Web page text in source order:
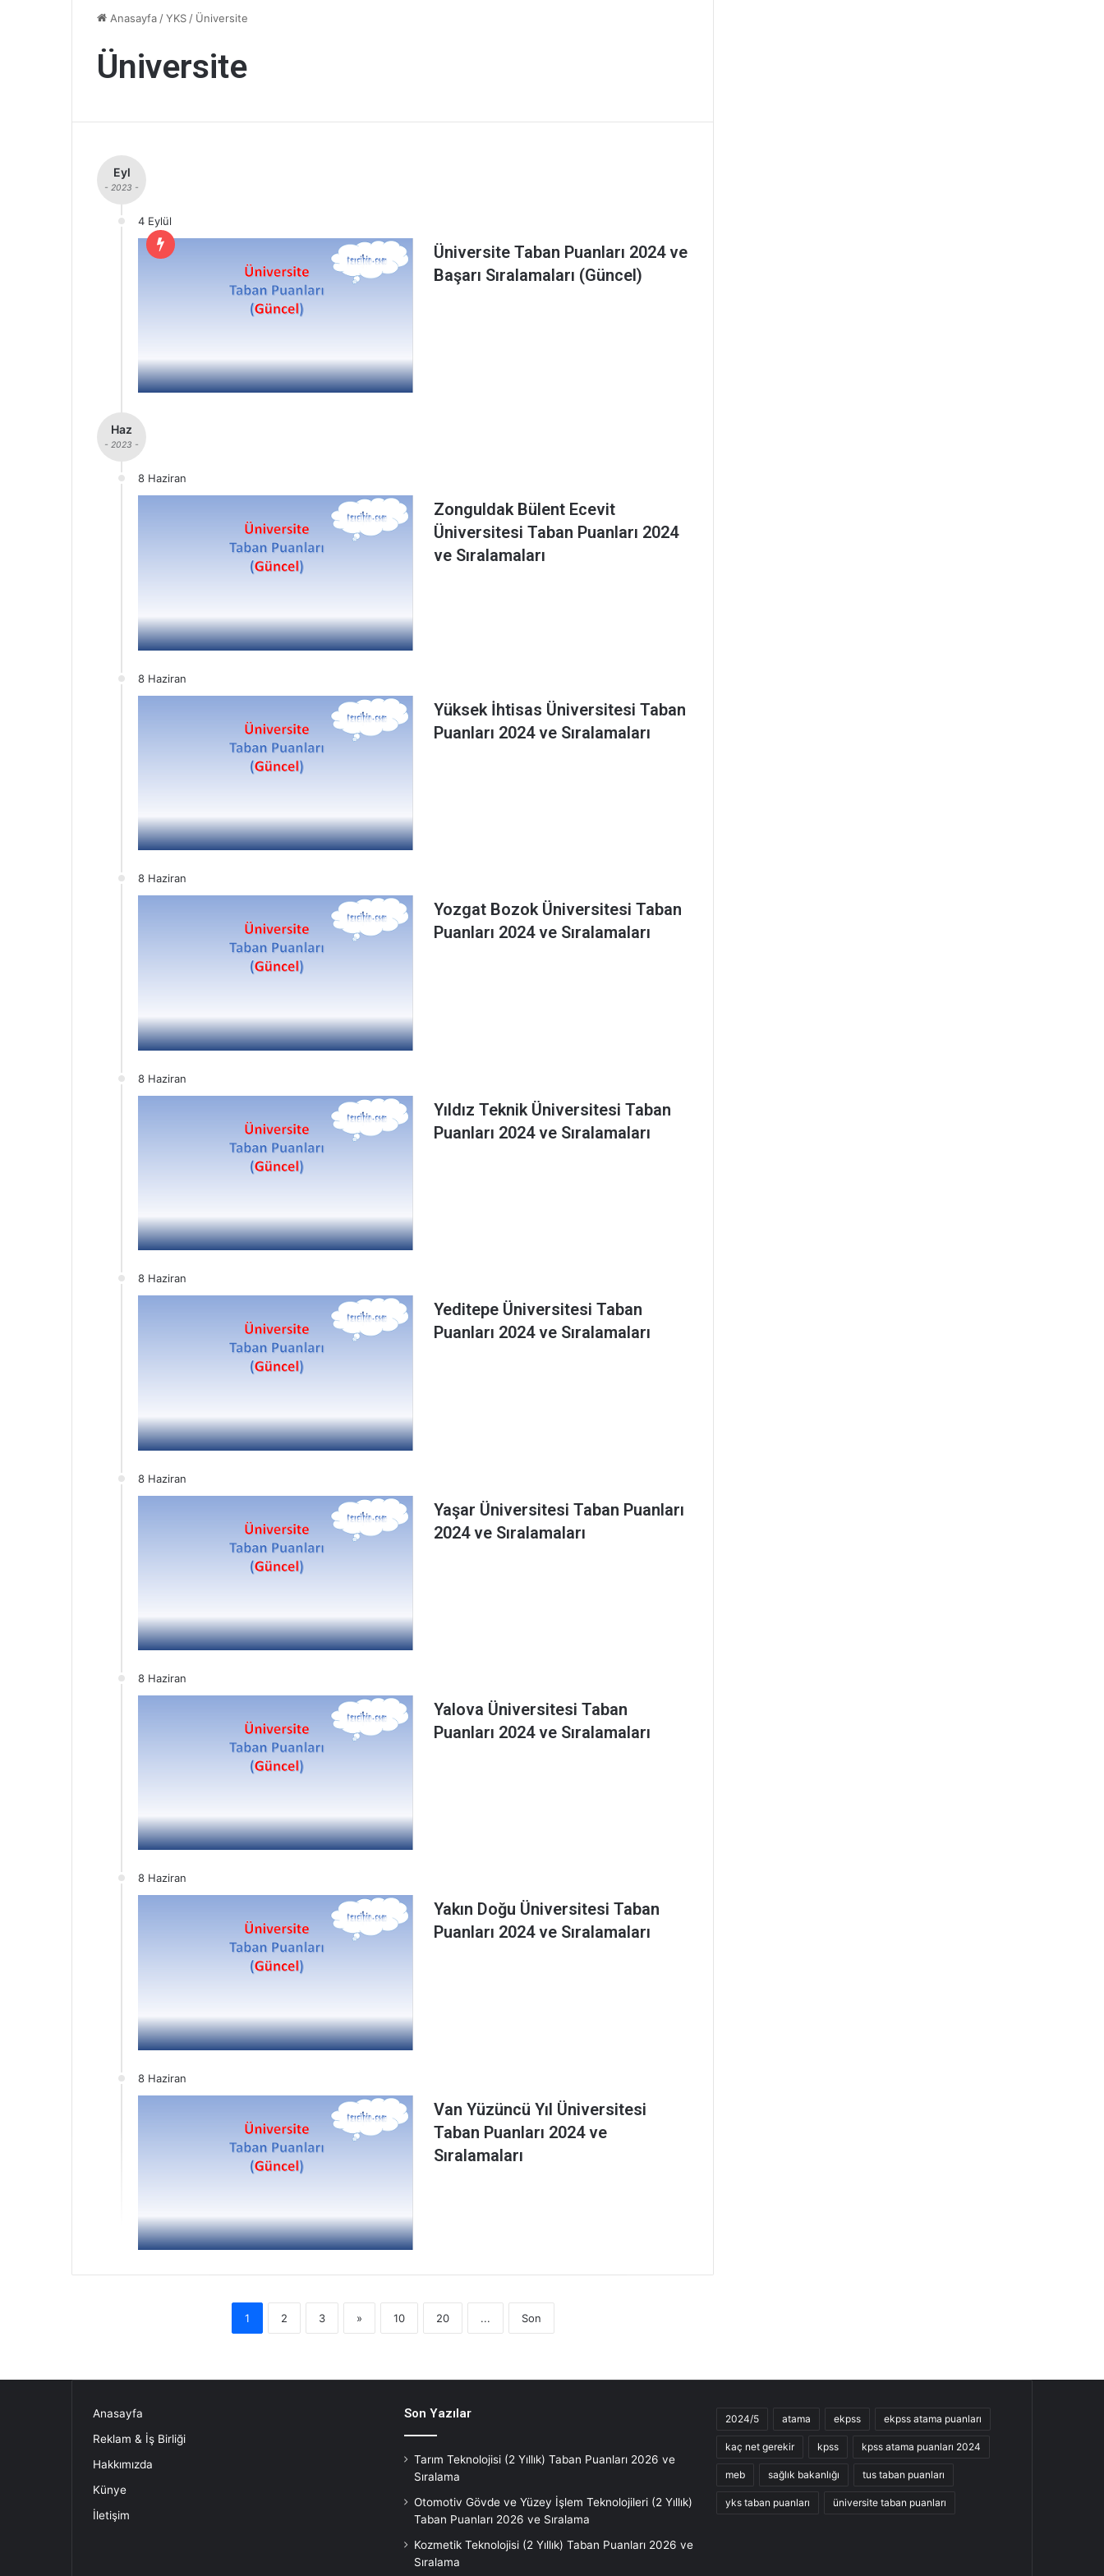
Anasayfa /YKS / Üniversite
Üniversite
Eyl
- 2023 -
4 Eylül
Üniversite Taban Puanları 2024 ve
Başarı Sıralamaları (Güncel)
Haz
- 2023 -
8 Haziran
Zonguldak Bülent Ecevit
Üniversitesi Taban Puanları 2024
ve Sıralamaları
8 Haziran
Yüksek İhtisas Üniversitesi Taban
Puanları 2024 ve Sıralamaları
8 Haziran
Yozgat Bozok Üniversitesi Taban
Puanları 2024 ve Sıralamaları
8 Haziran
Yıldız Teknik Üniversitesi Taban
Puanları 2024 ve Sıralamaları
8 Haziran
Yeditepe Üniversitesi Taban
Puanları 2024 ve Sıralamaları
8 Haziran
Yaşar Üniversitesi Taban Puanları
2024 ve Sıralamaları
8 Haziran
Yalova Üniversitesi Taban
Puanları 2024 ve Sıralamaları
8 Haziran
Yakın Doğu Üniversitesi Taban
Puanları 2024 ve Sıralamaları
8 Haziran
Van Yüzüncü Yıl Üniversitesi
Taban Puanları 2024 ve
Sıralamaları
1 2 3 » 10 20 ... Son
Anasayfa
Reklam & İş Birliği
Hakkımızda
Künye
İletişim
Son Yazılar
Tarım Teknolojisi (2 Yıllık) Taban Puanları 2026 ve
Sıralama
Otomotiv Gövde ve Yüzey İşlem Teknolojileri (2 Yıllık)
Taban Puanları 2026 ve Sıralama
Kozmetik Teknolojisi (2 Yıllık) Taban Puanları 2026 ve
Sıralama
2024/5 atama ekpss ekpss atama puanları
kaç net gerekir kpss kpss atama puanları 2024
meb sağlık bakanlığı tus taban puanları
yks taban puanları üniversite taban puanları